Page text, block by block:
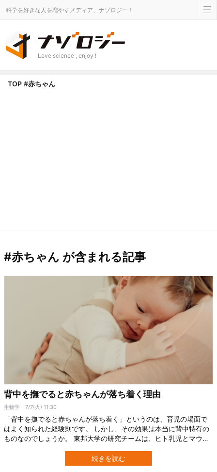
科学を好きな人を増やすメディア、ナゾロジー！
Love science , enjoy !
TOP #赤ちゃん
#赤ちゃん が含まれる記事
背中を撫でると赤ちゃんが落ち着く理由
生物学 7/7(火) 11:30
「背中を撫でると赤ちゃんが落ち着く」というのは、育児の場面で
はよく知られた経験則です。 しかし、その効果は本当に背中特有の
ものなのでしょうか。 東邦大学の研究チームは、ヒト乳児とマウス
部を比較したところ、落ち着きに関係する反応が最もはっきり見ら
れたのは「背中」だと分かりました。 詳細は、2026年4月10日付の
続きを読む